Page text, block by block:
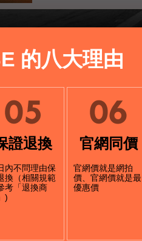
的八大理由
證退換
內不問理由保
換（相關規範
考「退換商
)
官網同價
官網價就是網拍
價、官網價就是最
優惠價